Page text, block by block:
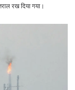
रख दिया गया।